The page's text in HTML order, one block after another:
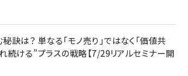
訣は？ 単なる「モノ売り」ではなく「価値共
続ける”プラスの戦略【7/29リアルセミナー開